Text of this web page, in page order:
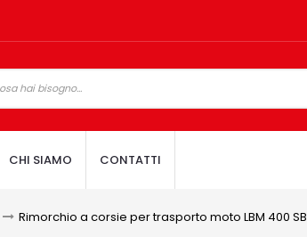
CHI SIAMO CONTATTI
> Rimorchio a corsie per trasporto moto LBM 400 SB